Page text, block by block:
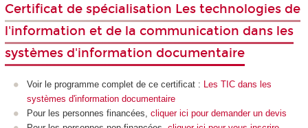
Certificat de spécialisation Les technologies de
l'information et de la communication dans les
systèmes d'information documentaire
Voir le programme complet de ce certificat : Les TIC dans les
systèmes d'information documentaire
Pour les personnes financées, cliquer ici pour demander un devis